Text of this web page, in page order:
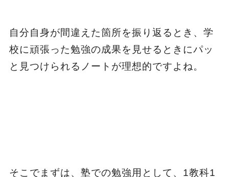
自分自身が間違えた箇所を振り返るとき、学
校に頑張った勉強の成果を見せるときにパッ
と見つけられるノートが理想的ですよね。
そこでまずは、塾での勉強用として、1教科1